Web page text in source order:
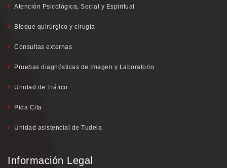
Atención Psicológica, Social y Espiritual
Bloque quirúrgico y cirugía
Consultas externas
Pruebas diagnósticas de Imagen y Laboratorio
Unidad de Tráfico
Pida Cita
Unidad asistencial de Tudela
Información Legal